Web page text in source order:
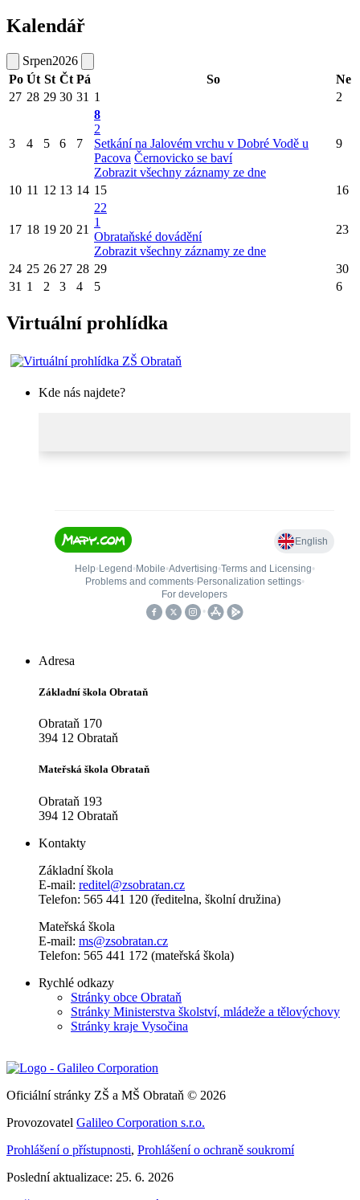
Kalendář
Srpen2026
Po Út St Čt Pá So
Ne
27 28 29 30 31 1 2
3 4 5 6 7
8
2
Setkání na Jalovém vrchu v Dobré Vodě u
Pacova Černovicko se baví
Zobrazit všechny záznamy ze dne
9
10 11 12 13 14 15 16
17 18 19 20 21
22
1
Obrataňské dovádění
Zobrazit všechny záznamy ze dne
23
24 25 26 27 28 29
30
31 1 2 3 4 5 6
Virtuální prohlídka
Kde nás najdete?
Adresa
Základní škola Obrataň
Obrataň 170
394 12 Obrataň
Mateřská škola Obrataň
Obrataň 193
394 12 Obrataň
Kontakty
Základní škola
E-mail: reditel@zsobratan.cz
Telefon: 565 441 120 (ředitelna, školní družina)
Mateřská škola
E-mail: ms@zsobratan.cz
Telefon: 565 441 172 (mateřská škola)
Rychlé odkazy
Stránky obce Obrataň
Stránky Ministerstva školství, mládeže a tělovýchovy
Stránky kraje Vysočina
Oficiální stránky ZŠ a MŠ Obrataň © 2026
Provozovatel Galileo Corporation s.r.o.
Prohlášení o přístupnosti, Prohlášení o ochraně soukromí
Poslední aktualizace: 25. 6. 2026